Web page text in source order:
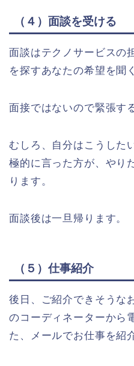
（４）面談を受ける
面談はテクノサービスの
を探すあなたの希望を聞
面接ではないので緊張す
むしろ、自分はこうした
極的に言った方が、やり
ります。
面談後は一旦帰ります。
（５）仕事紹介
後日、ご紹介できそうな
のコーディネーターから
た、メールでお仕事を紹